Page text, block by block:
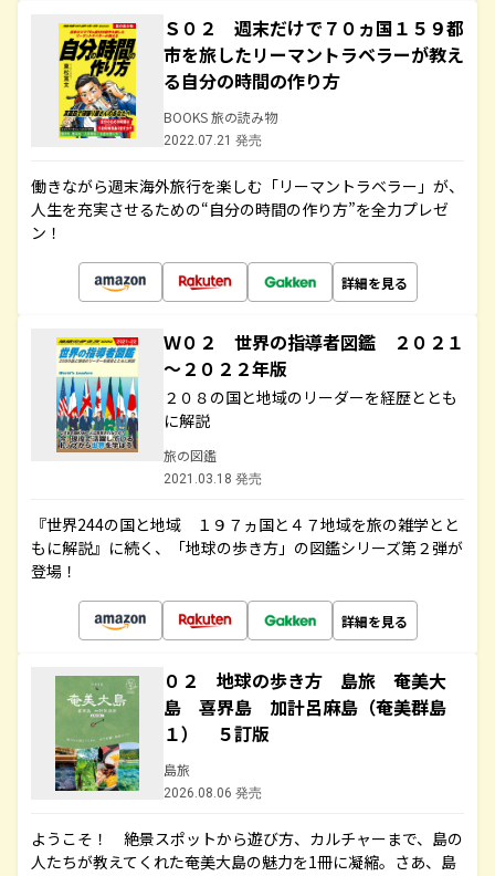
Ｓ０２ 週末だけで７０ヵ国１５９都
市を旅したリーマントラベラーが教え
る自分の時間の作り方
BOOKS 旅の読み物
2022.07.21 発売
働きながら週末海外旅行を楽しむ「リーマントラベラー」が、
人生を充実させるための“自分の時間の作り方”を全力プレゼ
ン！
詳細を見る
Ｗ０２ 世界の指導者図鑑 ２０２１
～２０２２年版
２０８の国と地域のリーダーを経歴ととも
に解説
旅の図鑑
2021.03.18 発売
『世界244の国と地域 １９７ヵ国と４７地域を旅の雑学とと
もに解説』に続く、「地球の歩き方」の図鑑シリーズ第２弾が
登場！
詳細を見る
０２ 地球の歩き方 島旅 奄美大
島 喜界島 加計呂麻島（奄美群島
１） ５訂版
島旅
2026.08.06 発売
ようこそ！ 絶景スポットから遊び方、カルチャーまで、島の
人たちが教えてくれた奄美大島の魅力を1冊に凝縮。さあ、島